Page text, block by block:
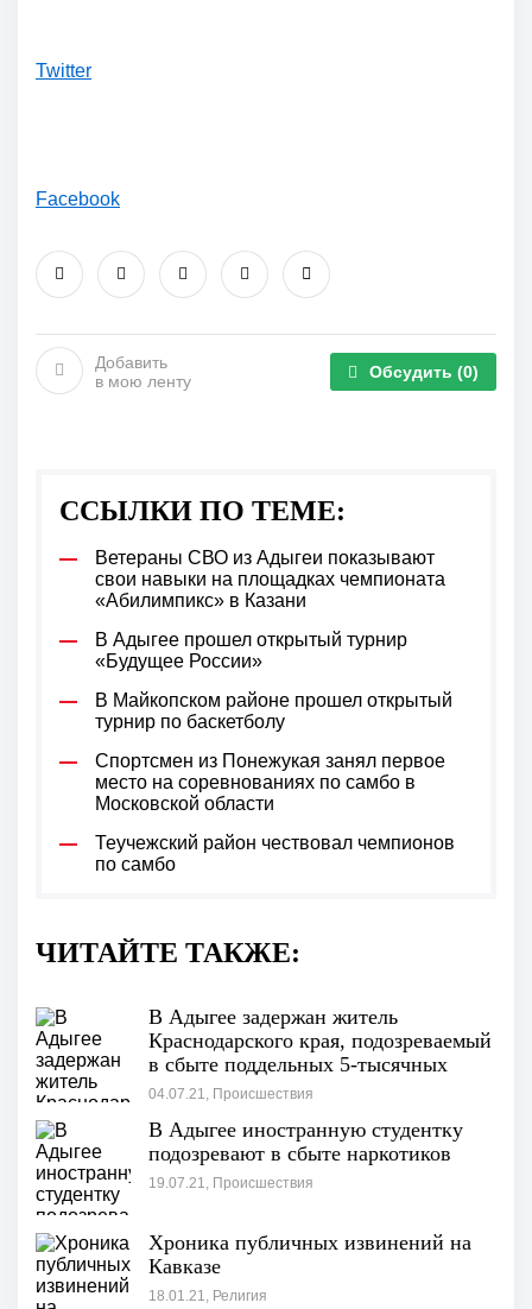
Twitter
Facebook
Добавить
в мою ленту
Обсудить (0)
ССЫЛКИ ПО ТЕМЕ:
Ветераны СВО из Адыгеи показывают
свои навыки на площадках чемпионата
«Абилимпикс» в Казани
В Адыгее прошел открытый турнир
«Будущее России»
В Майкопском районе прошел открытый
турнир по баскетболу
Спортсмен из Понежукая занял первое
место на соревнованиях по самбо в
Московской области
Теучежский район чествовал чемпионов
по самбо
ЧИТАЙТЕ ТАКЖЕ:
В Адыгее задержан житель
Краснодарского края, подозреваемый
в сбыте поддельных 5-тысячных
банкнот
04.07.21, Происшествия
В Адыгее иностранную студентку
подозревают в сбыте наркотиков
19.07.21, Происшествия
Хроника публичных извинений на
Кавказе
18.01.21, Религия